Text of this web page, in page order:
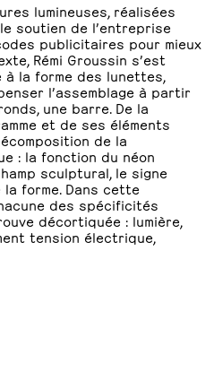
lumineuses, réalisées
soutien de l’entreprise
publicitaires pour mieux
Rémi Groussin s’est
la forme des lunettes,
l’assemblage à partir
une barre. De la
et de ses éléments
de la
: la fonction du néon
sculptural, le signe
forme. Dans cette
des spécificités
décortiquée : lumière,
tension électrique,